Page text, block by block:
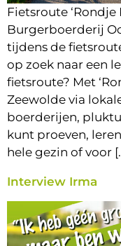
Fietsroute ‘Rondje
Burgerboerderij
tijdens de
op zoek naar een
fietsroute? Met
Zeewolde via
boerderijen,
kunt proeven,
hele gezin of voor
Interview Irma